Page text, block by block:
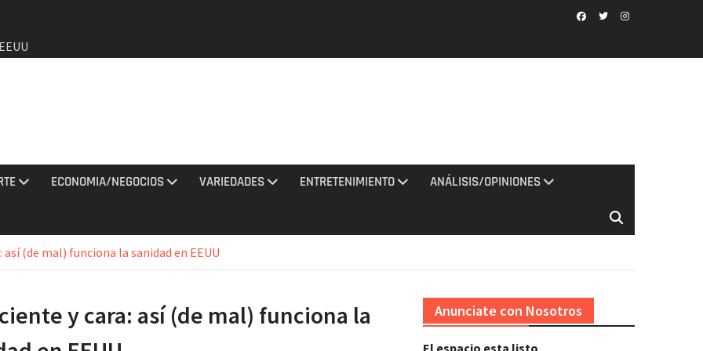
una
con
e
ECONOMIA/NEGOCIOS VARIEDADES ENTRETENIMIENTO ANÁLISIS/OPINIONES
(de mal) funciona la sanidad en EEUU
y cara: así (de mal) funciona la
Anunciate con Nosotros
El espacio esta listo